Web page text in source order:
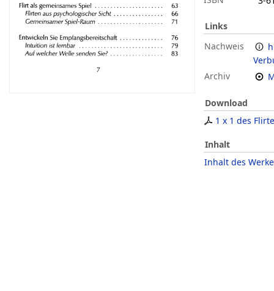
Links
Nachweis
Archiv
Download
1 x 1 des
Inhalt
Inhalt des